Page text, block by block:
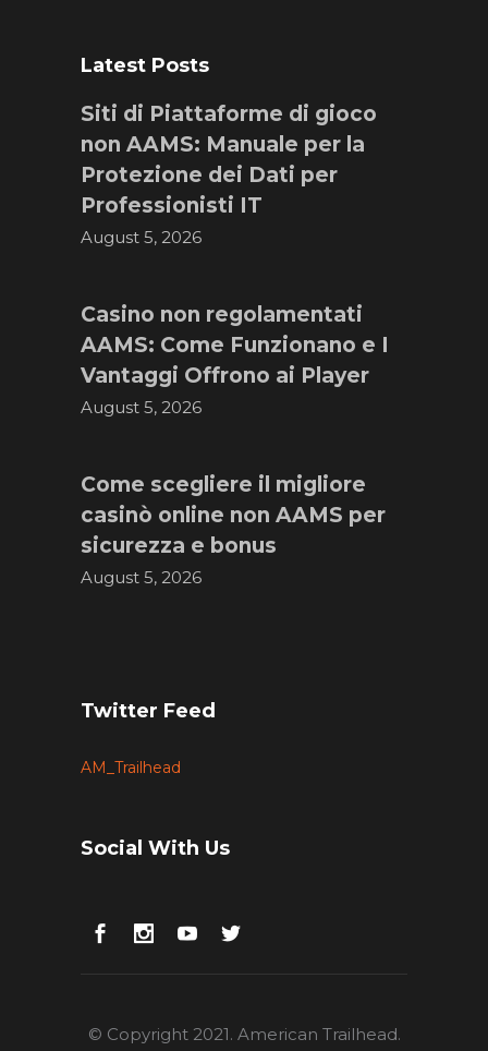
Latest Posts
Siti di Piattaforme di gioco
non AAMS: Manuale per la
Protezione dei Dati per
Professionisti IT
August 5, 2026
Casino non regolamentati
AAMS: Come Funzionano e I
Vantaggi Offrono ai Player
August 5, 2026
Come scegliere il migliore
casinò online non AAMS per
sicurezza e bonus
August 5, 2026
Twitter Feed
AM_Trailhead
Social With Us
© Copyright 2021. American Trailhead.